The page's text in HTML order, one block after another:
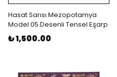
Hasat Sarısı Mezopotamya
Model 05 Desenli Tensel Eşarp
₺ 1,500.00